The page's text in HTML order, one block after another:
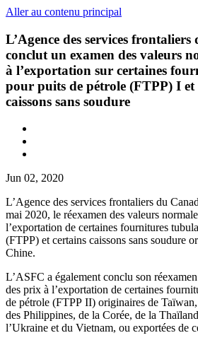
Aller au contenu principal
L’Agence des services
conclut un examen des valeurs
à l’exportation sur certaines
pour puits de pétrole (FTPP) I
caissons sans soudure
Jun 02, 2020
L’Agence des services frontaliers du
mai 2020, le réexamen des valeurs
l’exportation de certaines fournitures
(FTPP) et certains caissons sans soudure
Chine.
L’ASFC a également conclu son
des prix à l’exportation de certaines
de pétrole (FTPP II) originaires de
des Philippines, de la Corée, de la
l’Ukraine et du Vietnam, ou exportées de